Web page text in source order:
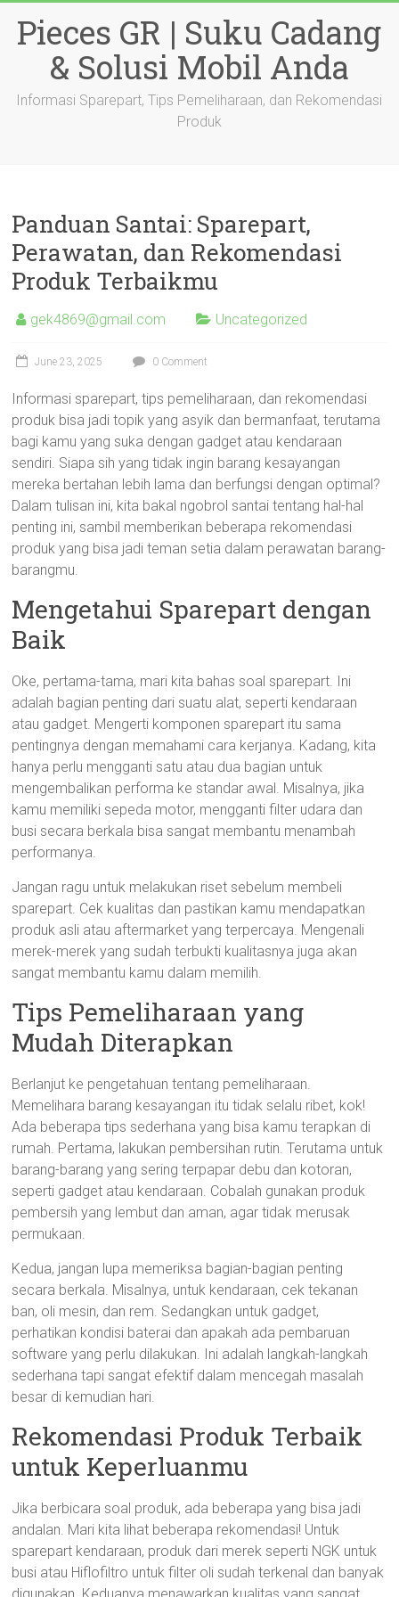
content
Pieces GR | Suku Cadang
& Solusi Mobil Anda
Informasi Sparepart, Tips Pemeliharaan, dan Rekomendasi
Produk
Panduan Santai: Sparepart,
Perawatan, dan Rekomendasi
Produk Terbaikmu
gek4869@gmail.com Uncategorized
June 23, 2025 0 Comment
Informasi sparepart, tips pemeliharaan, dan rekomendasi
produk bisa jadi topik yang asyik dan bermanfaat, terutama
bagi kamu yang suka dengan gadget atau kendaraan
sendiri. Siapa sih yang tidak ingin barang kesayangan
mereka bertahan lebih lama dan berfungsi dengan optimal?
Dalam tulisan ini, kita bakal ngobrol santai tentang hal-hal
penting ini, sambil memberikan beberapa rekomendasi
produk yang bisa jadi teman setia dalam perawatan barang-
barangmu.
Mengetahui Sparepart dengan
Baik
Oke, pertama-tama, mari kita bahas soal sparepart. Ini
adalah bagian penting dari suatu alat, seperti kendaraan
atau gadget. Mengerti komponen sparepart itu sama
pentingnya dengan memahami cara kerjanya. Kadang, kita
hanya perlu mengganti satu atau dua bagian untuk
mengembalikan performa ke standar awal. Misalnya, jika
kamu memiliki sepeda motor, mengganti filter udara dan
busi secara berkala bisa sangat membantu menambah
performanya.
Jangan ragu untuk melakukan riset sebelum membeli
sparepart. Cek kualitas dan pastikan kamu mendapatkan
produk asli atau aftermarket yang terpercaya. Mengenali
merek-merek yang sudah terbukti kualitasnya juga akan
sangat membantu kamu dalam memilih.
Tips Pemeliharaan yang
Mudah Diterapkan
Berlanjut ke pengetahuan tentang pemeliharaan.
Memelihara barang kesayangan itu tidak selalu ribet, kok!
Ada beberapa tips sederhana yang bisa kamu terapkan di
rumah. Pertama, lakukan pembersihan rutin. Terutama untuk
barang-barang yang sering terpapar debu dan kotoran,
seperti gadget atau kendaraan. Cobalah gunakan produk
pembersih yang lembut dan aman, agar tidak merusak
permukaan.
Kedua, jangan lupa memeriksa bagian-bagian penting
secara berkala. Misalnya, untuk kendaraan, cek tekanan
ban, oli mesin, dan rem. Sedangkan untuk gadget,
perhatikan kondisi baterai dan apakah ada pembaruan
software yang perlu dilakukan. Ini adalah langkah-langkah
sederhana tapi sangat efektif dalam mencegah masalah
besar di kemudian hari.
Rekomendasi Produk Terbaik
untuk Keperluanmu
Jika berbicara soal produk, ada beberapa yang bisa jadi
andalan. Mari kita lihat beberapa rekomendasi! Untuk
sparepart kendaraan, produk dari merek seperti NGK untuk
busi atau Hiflofiltro untuk filter oli sudah terkenal dan banyak